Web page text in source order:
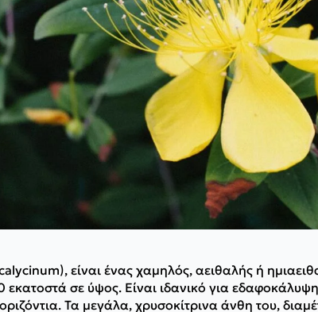
είναι ένας χαμηλός, αειθαλής ή
εκατοστά σε ύψος. Είναι ιδανικό για
Τα μεγάλα, χρυσοκίτρινα άνθη του,